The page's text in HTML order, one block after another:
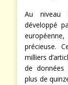
Au niveau
développé
précieuse.
milliers
de données
plus de